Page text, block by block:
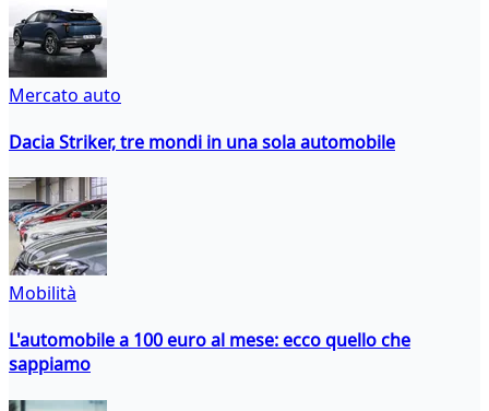
Mercato auto
Dacia Striker, tre mondi in una sola automobile
Mobilità
L'automobile a 100 euro al mese: ecco quello che
sappiamo